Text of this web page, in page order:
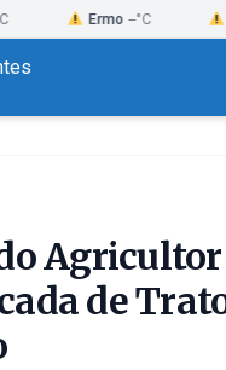
Ermo --°C
de